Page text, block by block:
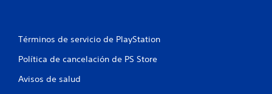
Términos de servicio de PlayStation
Política de cancelación de PS Store
Avisos de salud